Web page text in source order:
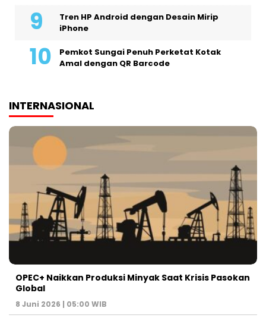
Tren HP Android dengan Desain Mirip
iPhone
Pemkot Sungai Penuh Perketat Kotak
Amal dengan QR Barcode
INTERNASIONAL
OPEC+ Naikkan Produksi Minyak Saat Krisis Pasokan
Global
8 Juni 2026 | 05:00 WIB